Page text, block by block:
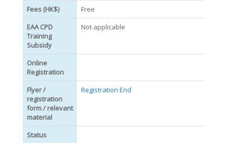
Fees (HK$)
Free
EAA CPD
Training
Subsidy
Not applicable
Online
Registration
Flyer /
registration
form / relevant
material
Registration End
Status